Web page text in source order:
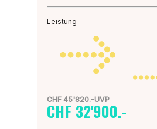
Leistung
CHF 45'820.-UVP
CHF 32'900.-